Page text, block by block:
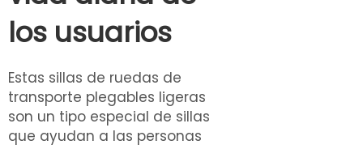
los usuarios
Estas sillas de ruedas de
transporte plegables ligeras
son un tipo especial de sillas
que ayudan a las personas